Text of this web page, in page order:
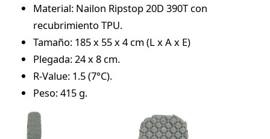
Material: Nailon Ripstop 20D 390T con
recubrimiento TPU.
Tamaño: 185 x 55 x 4 cm (L x A x E)
Plegada: 24 x 8 cm.
R-Value: 1.5 (7°C).
Peso: 415 g.